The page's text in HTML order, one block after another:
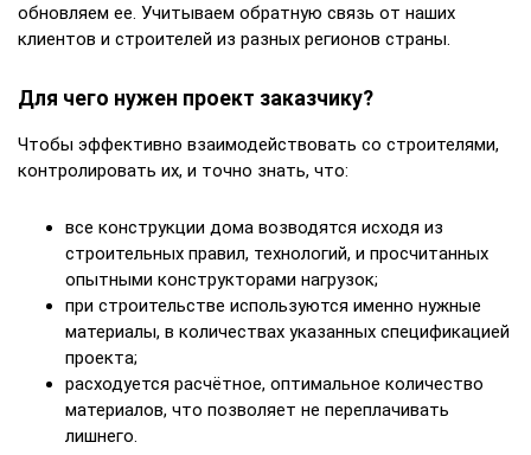
обновляем ее. Учитываем обратную связь от наших
клиентов и строителей из разных регионов страны.
Для чего нужен проект заказчику?
Чтобы эффективно взаимодействовать со строителями,
контролировать их, и точно знать, что:
все конструкции дома возводятся исходя из
строительных правил, технологий, и просчитанных
опытными конструкторами нагрузок;
при строительстве используются именно нужные
материалы, в количествах указанных спецификацией
проекта;
расходуется расчётное, оптимальное количество
материалов, что позволяет не переплачивать
лишнего.